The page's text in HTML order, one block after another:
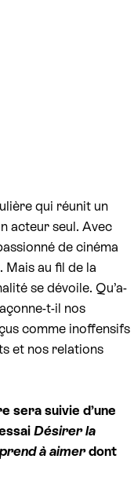
qui réunit un
acteur seul. Avec
de cinéma
Mais au fil de la
se dévoile. Qu’a-
t-il nos
comme inoffensifs
et nos relations
sera suivie d’une
Désirer la
à aimerdont